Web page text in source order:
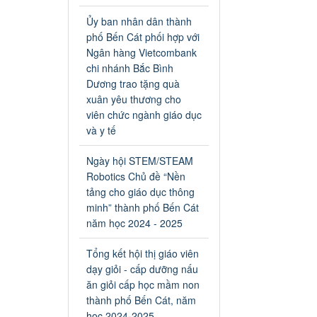
tại các cơ sở giáo dục trên địa
bàn thị xã Bến Cát
Ngày ban hành: 04/03/2024
Kế hoạch thực hiện Chỉ thị
số 16/CT-TTg ngày
27/05/2023 của Thủ tướng
Chính phủ về tăng cường
phòng ngừa, đấu tranh tội
liên quan đến hoạt động tổ
chức đánh bạc và đánh bạc
Kế hoạch thực hiện Chỉ thị số
16/CT-TTg ngày 27/05/2023
của Thủ tướng Chính phủ về
tăng cường phòng ngừa, đấu
tranh tội phạm, vi phạm pháp
luật liên quan đến hoạt động
tổ chức đánh bạc và đánh bạc
Ngày ban hành: 04/03/2024
Ủy ban nhân dân thành
phố Bến Cát phối hợp với
Ngân hàng Vietcombank
chi nhánh Bắc Bình
Dương trao tặng quà
xuân yêu thương cho
viên chức ngành giáo dục
và y tế
Ngày hội STEM/STEAM
Robotics Chủ đề “Nền
tảng cho giáo dục thông
minh” thành phố Bến Cát
năm học 2024 - 2025
Tổng kết hội thị giáo viên
dạy giỏi - cấp dưỡng nấu
ăn giỏi cấp học mầm non
thành phố Bến Cát, năm